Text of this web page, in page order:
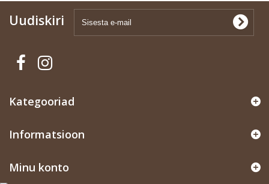
Uudiskiri
Kategooriad
Informatsioon
Minu konto